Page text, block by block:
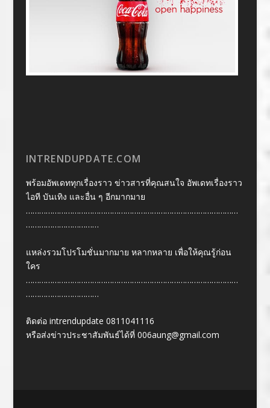
INTRENDUPDATE.COM
พร้อมอัพเดททุกเรื่องราว ข่าวสารที่คุณสนใจ อัพเดทเรื่องราว
ไอที บันเทิง และอื่น ๆ อีกมากมาย
……………………………………………………………………………………
……………………………
แหล่งรวมโปรโมชั่นมากมาย หลากหลาย เพื่อให้คุณรู้ก่อน
ใคร
……………………………………………………………………………………
……………………………
ติดต่อ intrendupdate 0811041116
หรือส่งข่าวประชาสัมพันธ์ได้ที่ 006aung@gmail.com